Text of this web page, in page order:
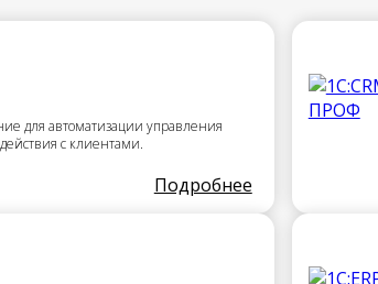
для автоматизации управления
с клиентами.
Подробнее